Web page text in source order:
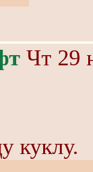
Чт 29
куклу.